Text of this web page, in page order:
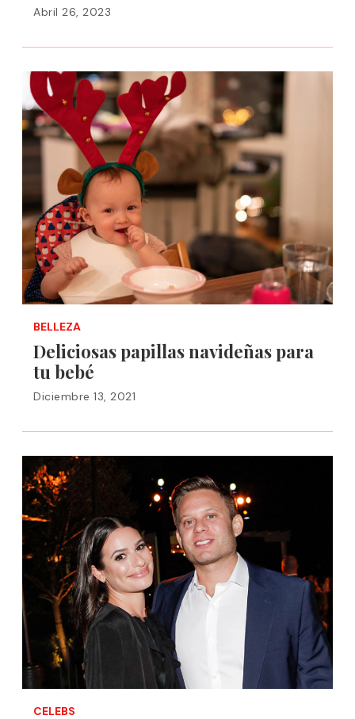
Abril 26, 2023
BELLEZA
Deliciosas papillas navideñas para
tu bebé
Diciembre 13, 2021
CELEBS